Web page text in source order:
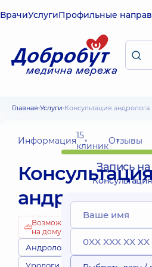
ВрачиУслугиПрофильные
Главная Услуги Консультация андролога
Информация15
клиникОтзывы
Консультация
андролога
Возможно
на дому
Андрологи
Запись